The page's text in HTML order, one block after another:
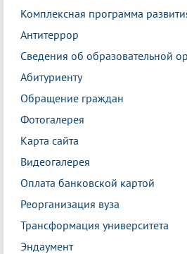
Комплексная программа
Антитеррор
Сведения об образовательной
Абитуриенту
Обращение граждан
Фотогалерея
Карта сайта
Видеогалерея
Оплата банковской картой
Реорганизация вуза
Трансформация университета
Эндаумент